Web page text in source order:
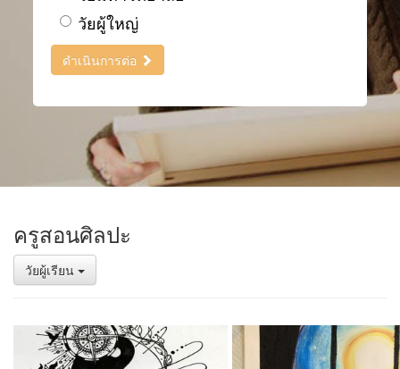
วัยผู้ใหญ่
ดำเนินการต่อ
ครูสอนศิลปะ
วัยผู้เรียน